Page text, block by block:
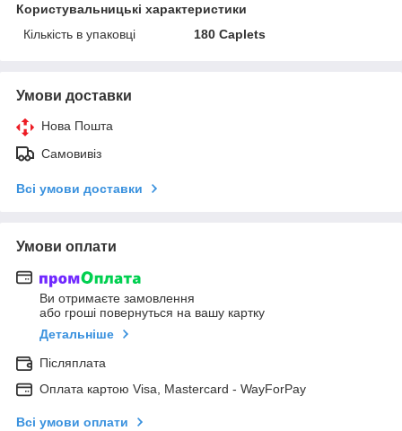
Користувальницькі характеристики
Кількість в упаковці
180 Caplets
Умови доставки
Нова Пошта
Самовивіз
Всі умови доставки
Умови оплати
Ви отримаєте замовлення
або гроші повернуться на вашу картку
Детальніше
Післяплата
Оплата картою Visa, Mastercard - WayForPay
Всі умови оплати